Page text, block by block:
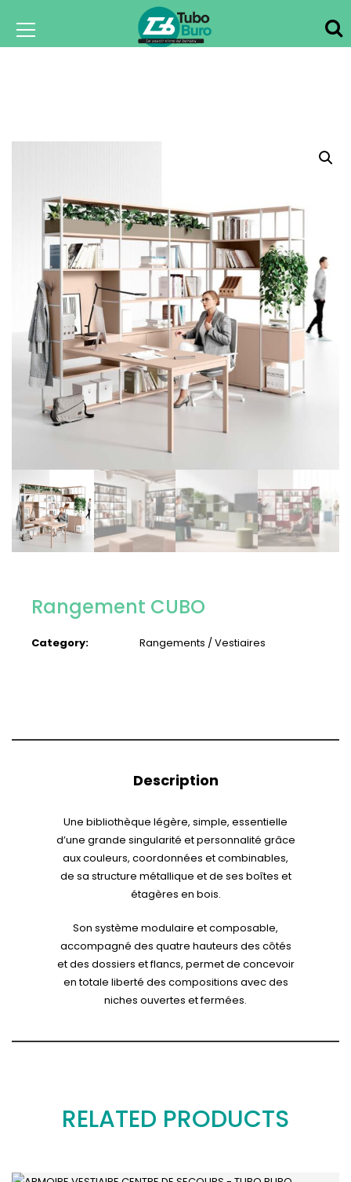
Rangement CUBO
Category: Rangements / Vestiaires
Description
Une bibliothèque légère, simple, essentielle
d’une grande singularité et personnalité grâce
aux couleurs, coordonnées et combinables,
de sa structure métallique et de ses boîtes et
étagères en bois.
Son système modulaire et composable,
accompagné des quatre hauteurs des côtés
et des dossiers et flancs, permet de concevoir
en totale liberté des compositions avec des
niches ouvertes et fermées.
RELATED PRODUCTS